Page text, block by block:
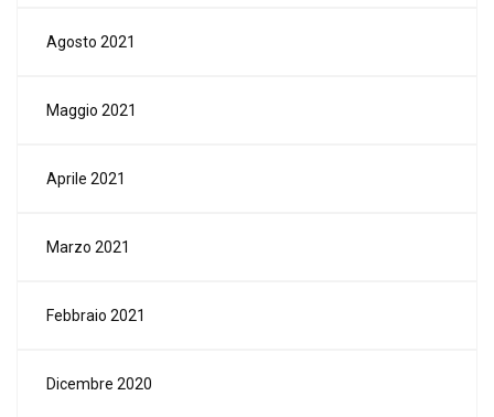
Agosto 2021
Maggio 2021
Aprile 2021
Marzo 2021
Febbraio 2021
Dicembre 2020